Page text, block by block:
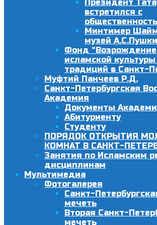
Президент
встретился с
Минтимер
музей
Фонд
исламской
традиций в Санкт-
Муфтий Панчеев Р.Д.
Санкт-Петербургская
Академия
Документы
Абитуриенту
Студенту
ПОРЯДОК ОТКРЫТИЯ
КОМНАТ В САНКТ-
Занятия по Исламским
дисциплинам
Мультимедиа
Фотогалерея
Санкт-
мечеть
Вторая Санкт-
мечеть